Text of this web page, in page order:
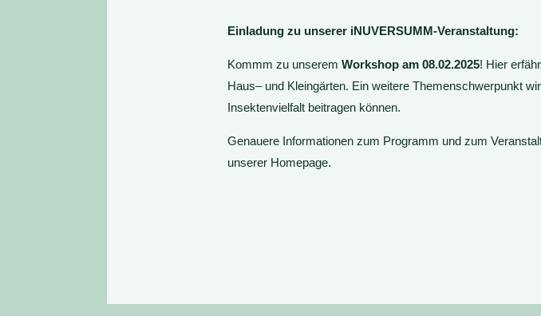
Einladung zu unserer iNUVERSUMM-Veranstaltung:
Kommm zu unserem Workshop am 08.02.2025! Hier
Haus– und Kleingärten. Ein weitere Themenschwerpunkt
Insektenvielfalt beitragen können.
Genauere Informationen zum Programm und zum
unserer Homepage.